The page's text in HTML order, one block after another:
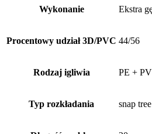
Wykonanie Ekstra
Procentowy udział 3D/PVC 44/56
Rodzaj igliwia PE +
Typ rozkładania snap tree